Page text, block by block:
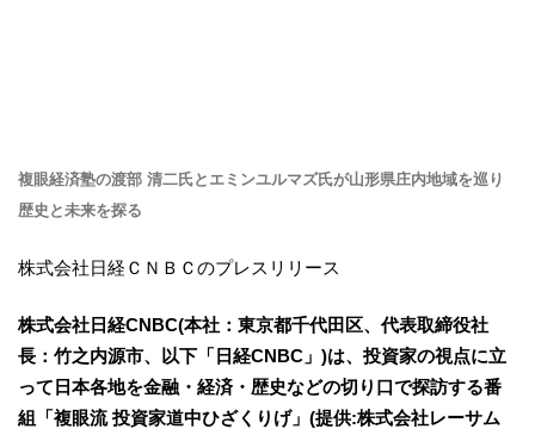
複眼経済塾の渡部 清⼆⽒とエミンユルマズ⽒が山形県庄内地域を巡り
歴史と未来を探る
株式会社日経ＣＮＢＣのプレスリリース
株式会社⽇経CNBC(本社：東京都千代⽥区、代表取締役社
⻑：⽵之内源市、以下「⽇経CNBC」)は、投資家の視点に⽴
って⽇本各地を⾦融・経済・歴史などの切り⼝で探訪する番
組「複眼流 投資家道中ひざくりげ」(提供:株式会社レーサム